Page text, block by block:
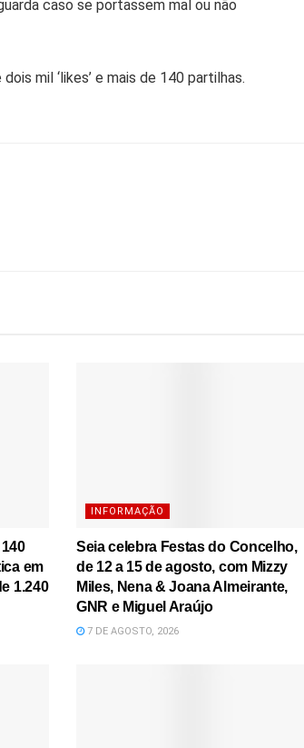
caso se portassem mal ou não
mil ‘likes’ e mais de 140 partilhas.
em
1.240
INFORMAÇÃO
Seia celebra Festas do Concelho,
de 12 a 15 de agosto, com Mizzy
Miles, Nena & Joana Almeirante,
GNR e Miguel Araújo
7 DE AGOSTO, 2026